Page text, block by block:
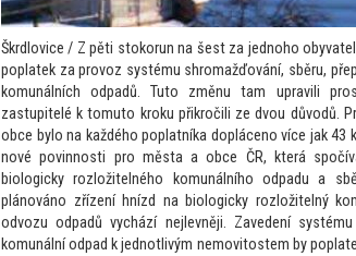
Škrdlovice / Z pěti stokorun na šest za jednoho
poplatek za provoz systému shromažďování, sběru,
komunálních odpadů. Tuto změnu tam upravili
zastupitelé ktomuto kroku přikročili ze dvou důvodů.
obce bylo na každého poplatníka dopláceno více jak 43
nové povinnosti pro města a obce ČR, která
biologicky rozložitelného komunálního odpadu a
plánováno zřízení hnízd na biologicky rozložitelný
odvozu odpadů vychází nejlevněji. Zavedení
komunální odpad k jednotlivým nemovitostem by